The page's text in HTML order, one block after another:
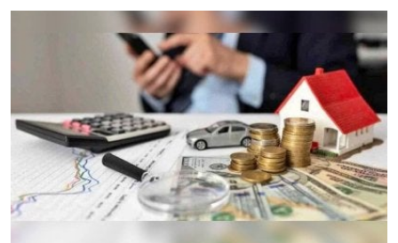
kisah kesyukuran dan penghargaan...